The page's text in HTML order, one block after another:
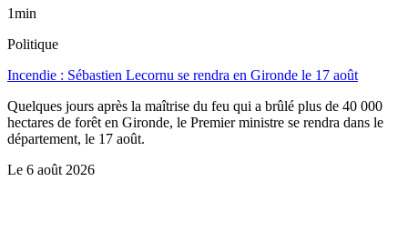
1min
Politique
Incendie : Sébastien Lecornu se rendra en Gironde le 17 août
Quelques jours après la maîtrise du feu qui a brûlé plus de 40 000
hectares de forêt en Gironde, le Premier ministre se rendra dans le
département, le 17 août.
Le 6 août 2026